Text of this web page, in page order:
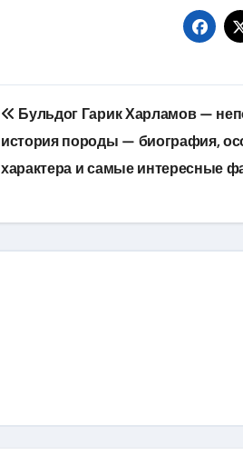
Навигация
по
записям
Бульдог Гарик Харламов —
история породы — биография,
характера и самые интересные